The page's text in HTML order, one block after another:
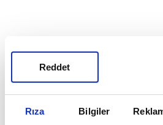
Rıza Bilgiler
Reddet